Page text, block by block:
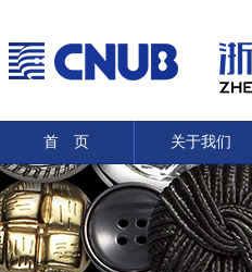
首 页 关于我们